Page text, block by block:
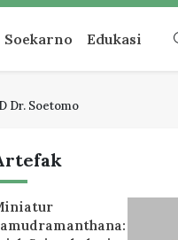
Soekarno Edukasi
Dr. Soetomo